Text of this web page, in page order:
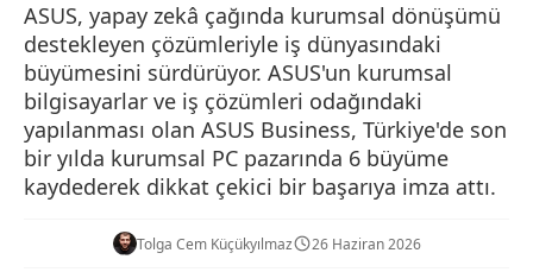
ASUS, yapay zekâ çağında kurumsal dönüşümü
destekleyen çözümleriyle iş dünyasındaki
büyümesini sürdürüyor. ASUS'un kurumsal
bilgisayarlar ve iş çözümleri odağındaki
yapılanması olan ASUS Business, Türkiye'de son
bir yılda kurumsal PC pazarında 6 büyüme
kaydederek dikkat çekici bir başarıya imza attı.
Tolga Cem Küçükyılmaz 26 Haziran 2026